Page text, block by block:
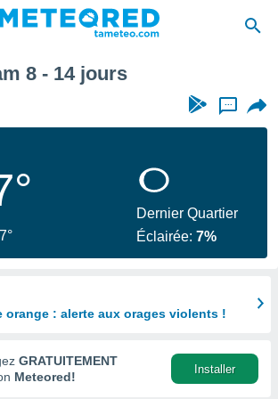
8 - 14 jours
...
Dernier Quartier
Éclairée:7%
orange : alerte aux orages violents !
GRATUITEMENT
Meteored!
Installer